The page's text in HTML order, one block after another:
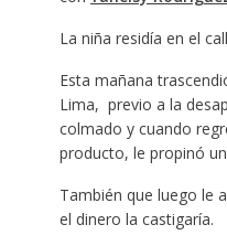
La niña residía en el
Esta mañana
Lima, previo a la
colmado y cuando
producto, le propinó
También que luego le
el dinero la castigaría.